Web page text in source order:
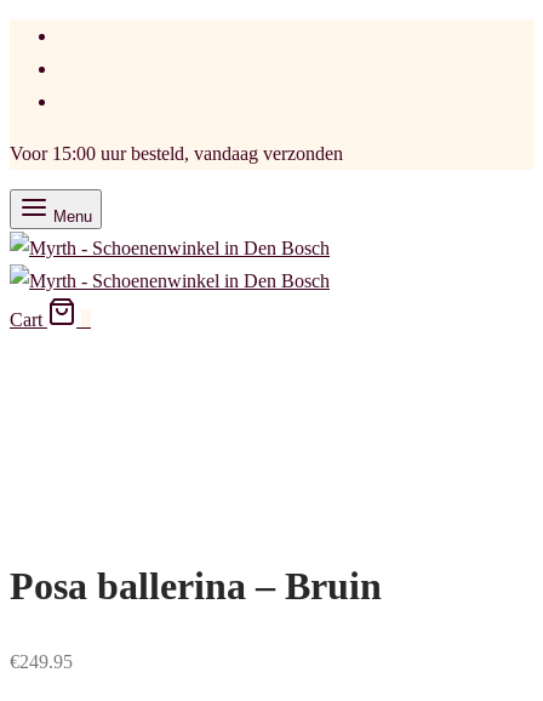
Voor 15:00 uur besteld, vandaag verzonden
Menu
Cart
Posa ballerina – Bruin
€249.95